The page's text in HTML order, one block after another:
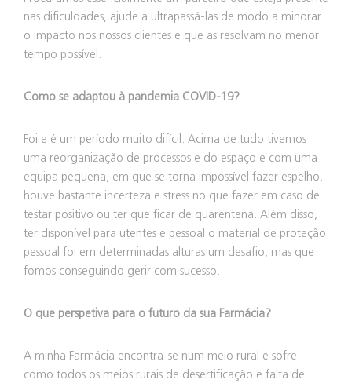
nas dificuldades, ajude a ultrapassá-las de modo a minorar
o impacto nos nossos clientes e que as resolvam no menor
tempo possível.
Como se adaptou à pandemia COVID-19?
Foi e é um período muito difícil. Acima de tudo tivemos
uma reorganização de processos e do espaço e com uma
equipa pequena, em que se torna impossível fazer espelho,
houve bastante incerteza e stress no que fazer em caso de
testar positivo ou ter que ficar de quarentena. Além disso,
ter disponível para utentes e pessoal o material de proteção
pessoal foi em determinadas alturas um desafio, mas que
fomos conseguindo gerir com sucesso.
O que perspetiva para o futuro da sua Farmácia?
A minha Farmácia encontra-se num meio rural e sofre
como todos os meios rurais de desertificação e falta de